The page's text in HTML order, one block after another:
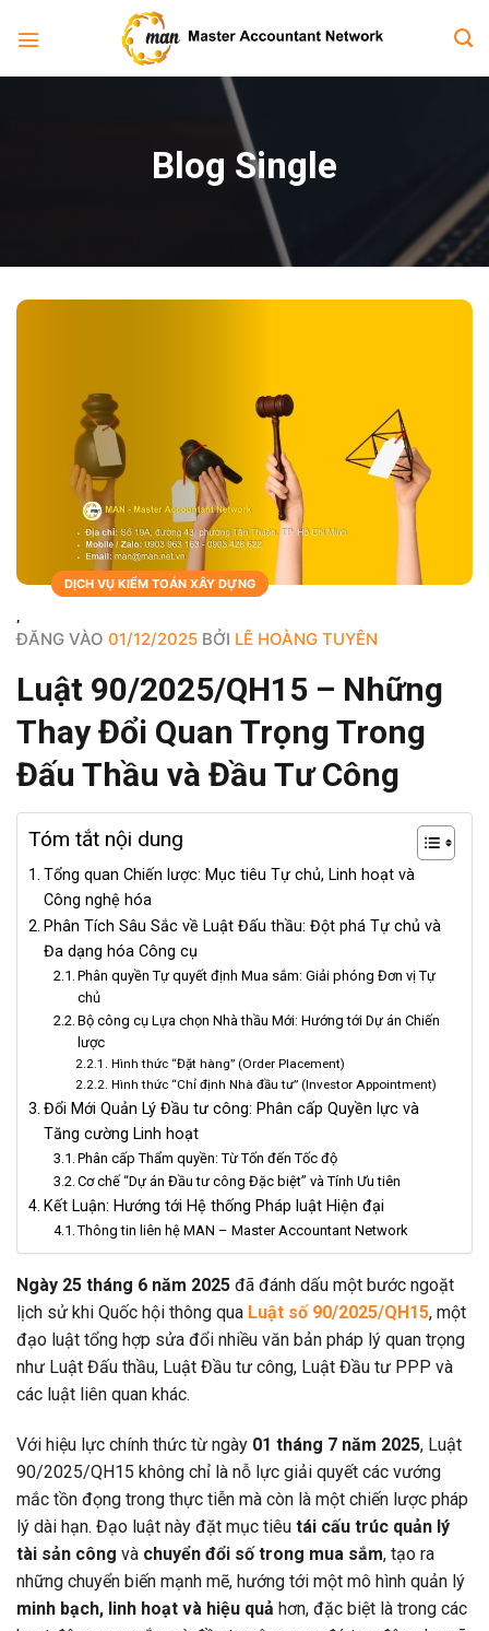
qua
Blog Single
BLOGS
,
DỊCH VỤ KIỂM TOÁN XÂY DỰNG
ĐĂNG VÀO 01/12/2025 BỞI LÊ HOÀNG TUYÊN
Luật 90/2025/QH15 – Những
Thay Đổi Quan Trọng Trong
Đấu Thầu và Đầu Tư Công
Tóm tắt nội dung
Tổng quan Chiến lược: Mục tiêu Tự chủ, Linh hoạt và
Công nghệ hóa
Phân Tích Sâu Sắc về Luật Đấu thầu: Đột phá Tự chủ và
Đa dạng hóa Công cụ
Phân quyền Tự quyết định Mua sắm: Giải phóng Đơn vị Tự
chủ
Bộ công cụ Lựa chọn Nhà thầu Mới: Hướng tới Dự án Chiến
lược
Hình thức “Đặt hàng” (Order Placement)
Hình thức “Chỉ định Nhà đầu tư” (Investor Appointment)
Đổi Mới Quản Lý Đầu tư công: Phân cấp Quyền lực và
Tăng cường Linh hoạt
Phân cấp Thẩm quyền: Từ Tốn đến Tốc độ
Cơ chế “Dự án Đầu tư công Đặc biệt” và Tính Ưu tiên
Kết Luận: Hướng tới Hệ thống Pháp luật Hiện đại
Thông tin liên hệ MAN – Master Accountant Network
Ngày 25 tháng 6 năm 2025 đã đánh dấu một bước ngoặt
lịch sử khi Quốc hội thông qua Luật số 90/2025/QH15, một
đạo luật tổng hợp sửa đổi nhiều văn bản pháp lý quan trọng
như Luật Đấu thầu, Luật Đầu tư công, Luật Đầu tư PPP và
các luật liên quan khác.
Với hiệu lực chính thức từ ngày 01 tháng 7 năm 2025, Luật
90/2025/QH15 không chỉ là nỗ lực giải quyết các vướng
mắc tồn đọng trong thực tiễn mà còn là một chiến lược pháp
lý dài hạn. Đạo luật này đặt mục tiêu tái cấu trúc quản lý
tài sản công và chuyển đổi số trong mua sắm, tạo ra
những chuyển biến mạnh mẽ, hướng tới một mô hình quản lý
minh bạch, linh hoạt và hiệu quả hơn, đặc biệt là trong các